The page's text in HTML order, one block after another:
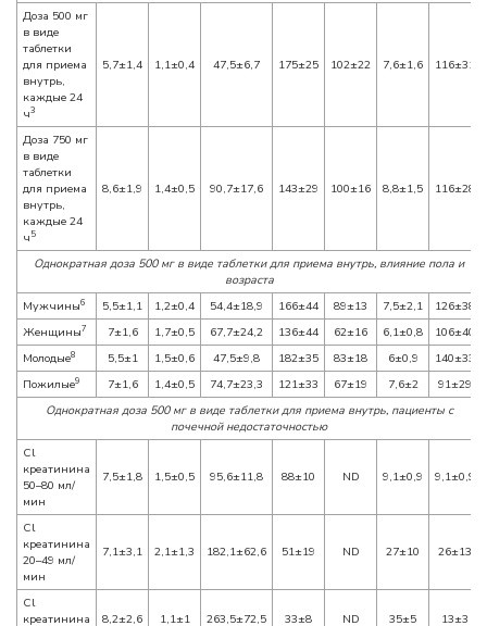
Доза 500 мг
в виде
таблетки
для приема
внутрь,
каждые 24
ч3
5,7±1,4 1,1±0,4 47,5±6,7 175±25 102±22 7,6±1,6 116±31
Доза 750 мг
в виде
таблетки
для приема
внутрь,
каждые 24
ч5
8,6±1,9 1,4±0,5 90,7±17,6 143±29 100±16 8,8±1,5 116±28
Однократная доза 500 мг в виде таблетки для приема внутрь, влияние пола и
возраста
Мужчины6 5,5±1,1 1,2±0,4 54,4±18,9 166±44 89±13 7,5±2,1
126±38
Женщины7 7±1,6 1,7±0,5 67,7±24,2 136±44 62±16 6,1±0,8
106±40
Молодые8 5,5±1 1,5±0,6 47,5±9,8 182±35 83±18 6±0,9
140±33
Пожилые9 7±1,6 1,4±0,5 74,7±23,3 121±33 67±19 7,6±2
91±29
Однократная доза 500 мг в виде таблетки для приема внутрь, пациенты с
почечной недостаточностью
Cl
креатинина
50–80 мл/
мин
7,5±1,8 1,5±0,5 95,6±11,8 88±10 ND 9,1±0,9 9,1±0,9
Cl
креатинина
20–49 мл/
мин
7,1±3,1 2,1±1,3 182,1±62,6 51±19 ND 27±10 26±13
Cl
креатинина
8,2±2,6 1,1±1 263,5±72,5 33±8 ND 35±5 13±3